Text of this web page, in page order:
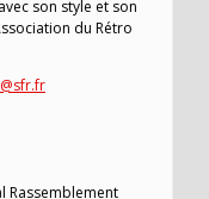
son style et son
du Rétro
Rassemblement